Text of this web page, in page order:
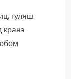
гуляш.
крана